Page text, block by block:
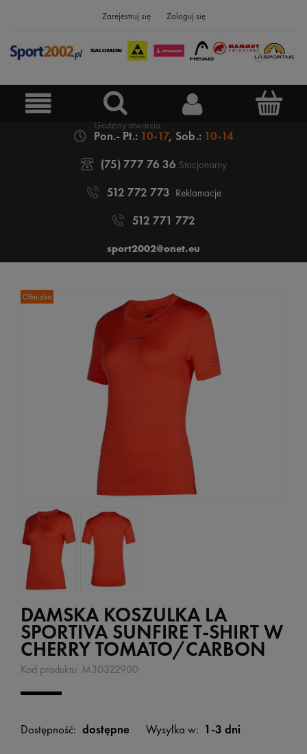
Zarejestruj się Zaloguj się
Pon.- Pt.: 10-17, Sob.: 10-14
(75) 777 76 36 Stacjonarny
512 772 773 Reklamacje
512 771 772
sport2002@onet.eu
Obniżka
DAMSKA KOSZULKA LA
SPORTIVA SUNFIRE T-SHIRT W
CHERRY TOMATO/CARBON
Kod produktu: M30322900
Dostępność: dostępne Wysyłka w: 1-3 dni